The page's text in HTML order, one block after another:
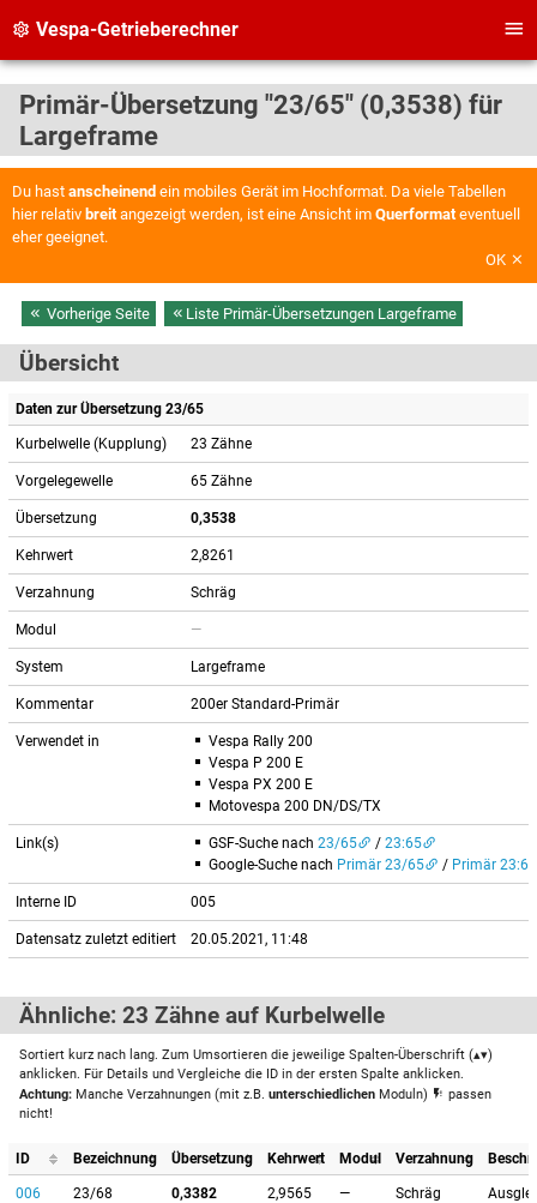
Vespa-Getrieberechner
Primär-Übersetzung "23/65" (0,3538) für
Largeframe
Du hast anscheinend ein mobiles Gerät im Hochformat. Da viele Tabellen
hier relativ breitangezeigt werden, ist eine Ansicht im Querformateventuell
eher geeignet.
OK
Vorherige Seite Liste Primär-Übersetzungen Largeframe
Übersicht
Daten zur Übersetzung 23/65
Kurbelwelle (Kupplung) 23 Zähne
Vorgelegewelle 65 Zähne
Übersetzung 0,3538
Kehrwert 2,8261
Verzahnung Schräg
Modul —
System Largeframe
Kommentar 200er Standard-Primär
Verwendet in
Vespa Rally 200
Vespa P 200 E
Vespa PX 200 E
Motovespa 200 DN/DS/TX
Link(s) GSF-Suche nach 23/65 / 23:65
Google-Suche nach Primär 23/65 / Primär 23:65
Interne ID 005
Datensatz zuletzt editiert 20.05.2021, 11:48
Ähnliche: 23 Zähne auf Kurbelwelle
Sortiert kurz nach lang. Zum Umsortieren die jeweilige Spalten-Überschrift (▴▾)
anklicken. Für Details und Vergleiche die ID in der ersten Spalte anklicken.
Achtung: Manche Verzahnungen (mit z.B. unterschiedlichen Moduln)
passen
nicht!
ID Bezeichnung Übersetzung Kehrwert Modul Verzahnung
006 23/68 0,3382 2,9565 — Schräg